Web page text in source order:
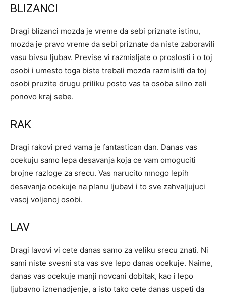
BLIZANCI
Dragi blizanci mozda je vreme da sebi priznate istinu,
mozda je pravo vreme da sebi priznate da niste zaboravili
vasu bivsu ljubav. Previse vi razmisljate o proslosti i o toj
osobi i umesto toga biste trebali mozda razmisliti da toj
osobi pruzite drugu priliku posto vas ta osoba silno zeli
ponovo kraj sebe.
RAK
Dragi rakovi pred vama je fantastican dan. Danas vas
ocekuju samo lepa desavanja koja ce vam omoguciti
brojne razloge za srecu. Vas narucito mnogo lepih
desavanja ocekuje na planu ljubavi i to sve zahvaljujuci
vasoj voljenoj osobi.
LAV
Dragi lavovi vi cete danas samo za veliku srecu znati. Ni
sami niste svesni sta vas sve lepo danas ocekuje. Naime,
danas vas ocekuje manji novcani dobitak, kao i lepo
ljubavno iznenadjenje, a isto tako cete danas uspeti da